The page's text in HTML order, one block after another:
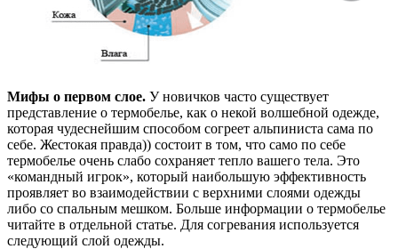
Мифы о первом слое. У новичков часто существует
представление о термобелье, как о некой волшебной одежде,
которая чудеснейшим способом согреет альпиниста сама по
себе. Жестокая правда)) состоит в том, что само по себе
термобелье очень слабо сохраняет тепло вашего тела. Это
«командный игрок», который наибольшую эффективность
проявляет во взаимодействии с верхними слоями одежды
либо со спальным мешком. Больше информации о термобелье
читайте в отдельной статье. Для согревания используется
следующий слой одежды.